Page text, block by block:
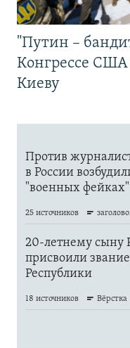
"Путин –
Конгрессе
Киеву